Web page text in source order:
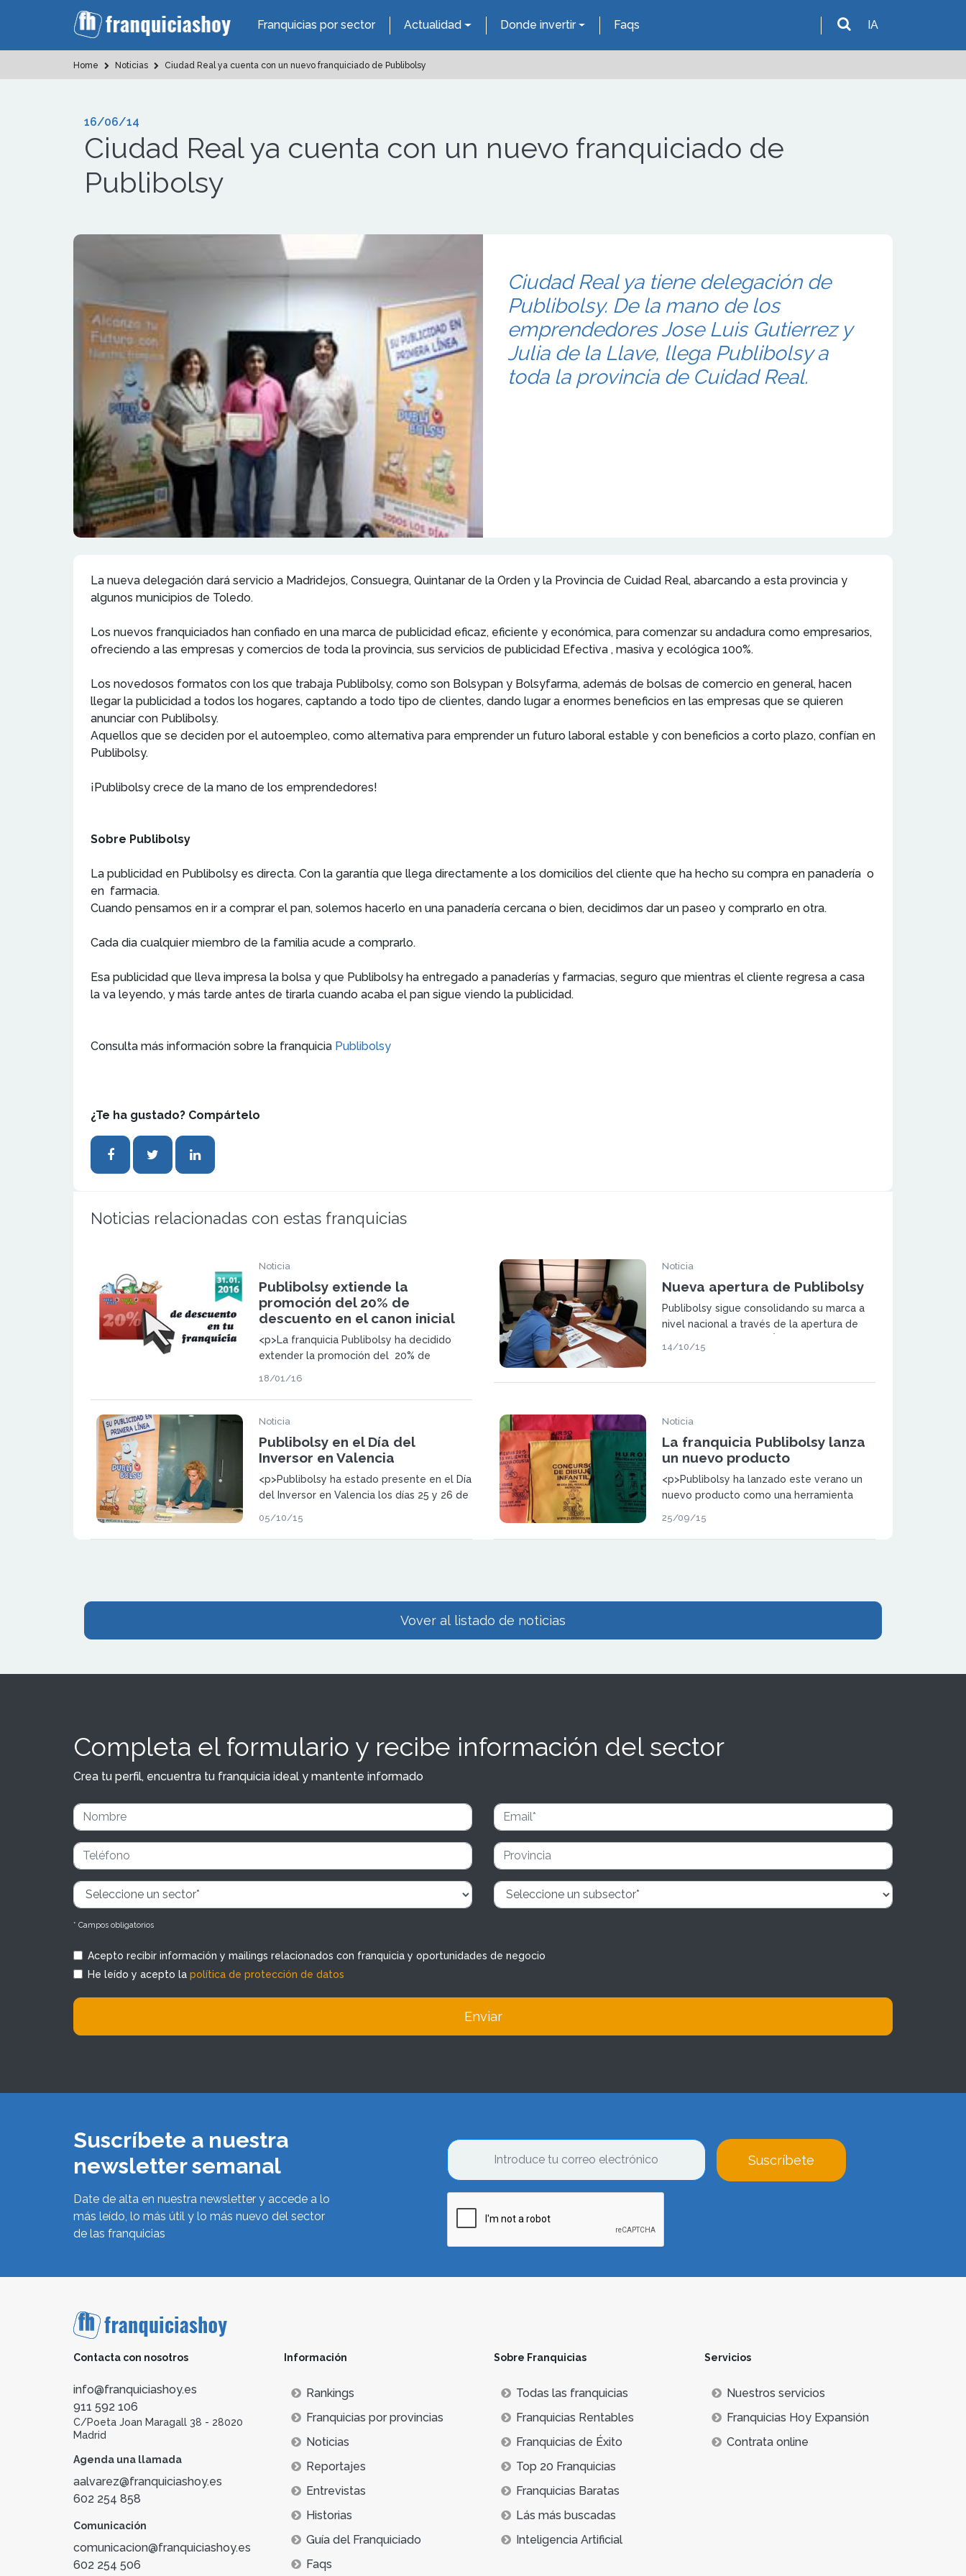
Franquicias por sector Actualidad Donde invertir Faqs IA
Home Noticias Ciudad Real ya cuenta con un nuevo franquiciado de Publibolsy
16/06/14
Ciudad Real ya cuenta con un nuevo franquiciado de
Publibolsy
Ciudad Real ya tiene delegación de
Publibolsy. De la mano de los
emprendedores Jose Luis Gutierrez y
Julia de la Llave, llega Publibolsy a
toda la provincia de Cuidad Real.
La nueva delegación dará servicio a Madridejos, Consuegra, Quintanar de la Orden y la Provincia de Cuidad Real, abarcando a esta provincia y
algunos municipios de Toledo.
Los nuevos franquiciados han confiado en una marca de publicidad eficaz, eficiente y económica, para comenzar su andadura como empresarios,
ofreciendo a las empresas y comercios de toda la provincia, sus servicios de publicidad Efectiva , masiva y ecológica 100%.
Los novedosos formatos con los que trabaja Publibolsy, como son Bolsypan y Bolsyfarma, además de bolsas de comercio en general, hacen
llegar la publicidad a todos los hogares, captando a todo tipo de clientes, dando lugar a enormes beneficios en las empresas que se quieren
anunciar con Publibolsy.
Aquellos que se deciden por el autoempleo, como alternativa para emprender un futuro laboral estable y con beneficios a corto plazo, confían en
Publibolsy.
¡Publibolsy crece de la mano de los emprendedores!
Sobre Publibolsy
La publicidad en Publibolsy es directa. Con la garantía que llega directamente a los domicilios del cliente que ha hecho su compra en panadería o
en farmacia.
Cuando pensamos en ir a comprar el pan, solemos hacerlo en una panadería cercana o bien, decidimos dar un paseo y comprarlo en otra.
Cada dia cualquier miembro de la familia acude a comprarlo.
Esa publicidad que lleva impresa la bolsa y que Publibolsy ha entregado a panaderías y farmacias, seguro que mientras el cliente regresa a casa
la va leyendo, y más tarde antes de tirarla cuando acaba el pan sigue viendo la publicidad.
Consulta más información sobre la franquicia Publibolsy
¿Te ha gustado? Compártelo
Noticias relacionadas con estas franquicias
Noticia
Publibolsy extiende la
promoción del 20% de
descuento en el canon inicial
<p>La franquicia Publibolsy ha decidido
extender la promoción del 20% de
de los apasionados por el mundo del
marketing. </p>
18/01/16
Noticia
Nueva apertura de Publibolsy
Publibolsy sigue consolidando su marca a
nivel nacional a través de la apertura de
14/10/15
Noticia
Publibolsy en el Día del
Inversor en Valencia
<p>Publibolsy ha estado presente en el Día
del Inversor en Valencia los días 25 y 26 de
05/10/15
Noticia
La franquicia Publibolsy lanza
un nuevo producto
<p>Publibolsy ha lanzado este verano un
nuevo producto como una herramienta
innovador y de bajo coste para sus
25/09/15
Vover al listado de noticias
Completa el formulario y recibe información del sector
Crea tu perfil, encuentra tu franquicia ideal y mantente informado
* Campos obligatorios
Acepto recibir información y mailings relacionados con franquicia y oportunidades de negocio
He leído y acepto la política de protección de datos
Enviar
Suscríbete a nuestra
newsletter semanal
Date de alta en nuestra newsletter y accede a lo
más leído, lo más útil y lo más nuevo del sector
de las franquicias
Suscríbete
Contacta con nosotros
info@franquiciashoy.es
911 592 106
C/Poeta Joan Maragall 38 - 28020
Madrid
Agenda una llamada
aalvarez@franquiciashoy.es
602 254 858
Comunicación
comunicacion@franquiciashoy.es
602 254 506
Información
Rankings
Franquicias por provincias
Noticias
Reportajes
Entrevistas
Historias
Guía del Franquiciado
Faqs
Sobre Franquicias
Todas las franquicias
Franquicias Rentables
Franquicias de Éxito
Top 20 Franquicias
Franquicias Baratas
Lás más buscadas
Inteligencia Artificial
Servicios
Nuestros servicios
Franquicias Hoy Expansión
Contrata online